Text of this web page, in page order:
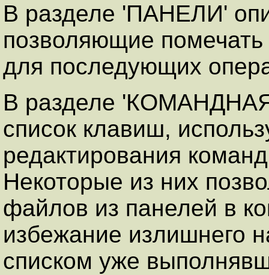
В разделе 'ПАНЕЛИ'
позволяющие
для последующих
В разделе
список клавиш,
редактирования
Некоторые из них
файлов из панелей в
избежание излишнего
списком уже